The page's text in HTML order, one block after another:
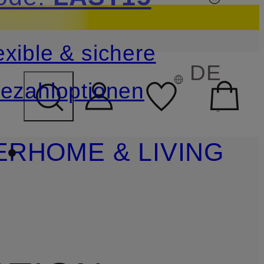
ÜBERSPRINGEN
Details
& sichere
DE
HOME & LIVING